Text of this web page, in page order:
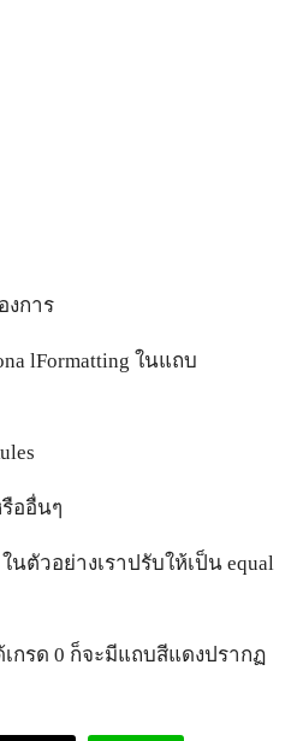
งการ
lFormatting ในแถบ
รืออื่นๆ
นตัวอย่างเราปรับให้เป็น equal
เกรด 0 ก็จะมีแถบสีแดงปรากฏ